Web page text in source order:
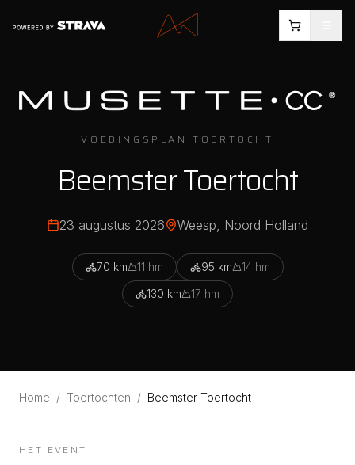
VOEDINGSPLAN TOERTOCHT
Beemster Toertocht
23 augustus 2026 Weesp, Noord Holland
70 km 11 hm 95 km 14hm
130 km 17 hm
Home / Toertochten / Beemster Toertocht
HET EVENT